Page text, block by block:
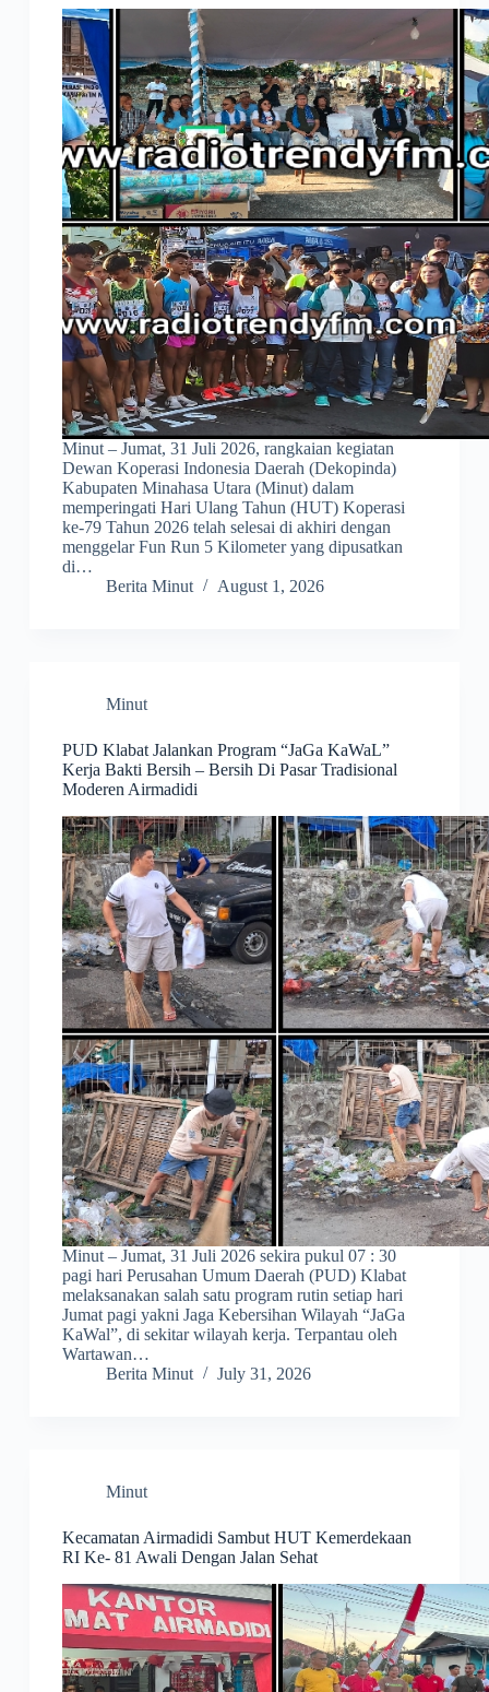
Minut – Jumat, 31 Juli 2026, rangkaian kegiatan
Dewan Koperasi Indonesia Daerah (Dekopinda)
Kabupaten Minahasa Utara (Minut) dalam
memperingati Hari Ulang Tahun (HUT) Koperasi
ke-79 Tahun 2026 telah selesai di akhiri dengan
menggelar Fun Run 5 Kilometer yang dipusatkan
di…
Berita Minut
August 1, 2026
Minut
PUD Klabat Jalankan Program “JaGa KaWaL”
Kerja Bakti Bersih – Bersih Di Pasar Tradisional
Moderen Airmadidi
Minut – Jumat, 31 Juli 2026 sekira pukul 07 : 30
pagi hari Perusahan Umum Daerah (PUD) Klabat
melaksanakan salah satu program rutin setiap hari
Jumat pagi yakni Jaga Kebersihan Wilayah “JaGa
KaWal”, di sekitar wilayah kerja. Terpantau oleh
Wartawan…
Berita Minut
July 31, 2026
Minut
Kecamatan Airmadidi Sambut HUT Kemerdekaan
RI Ke- 81 Awali Dengan Jalan Sehat